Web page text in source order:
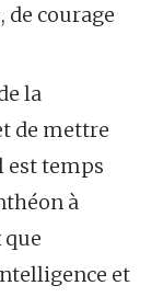
de courage
la
de mettre
est temps
à
et